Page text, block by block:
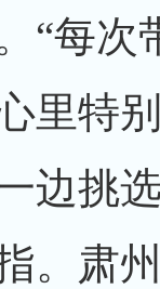
“每
里特
边挑
。肃